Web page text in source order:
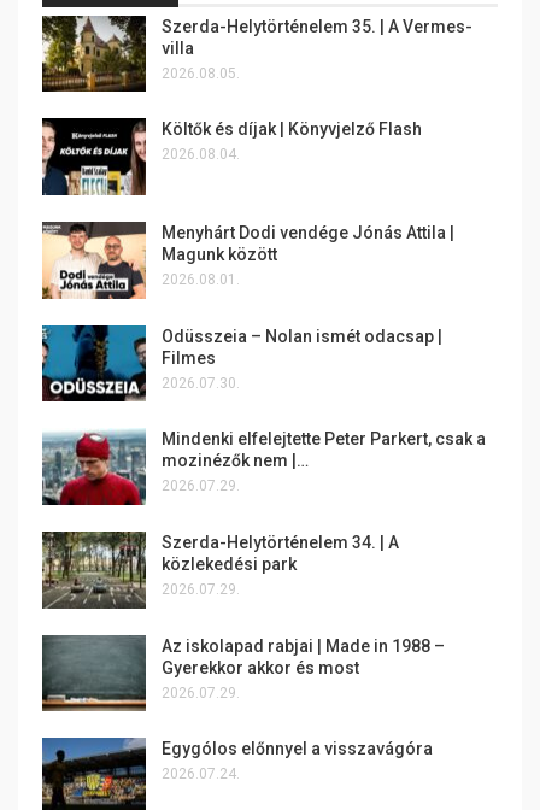
Szerda-Helytörténelem 35. | A Vermes-
villa
2026.08.05.
Költők és díjak | Könyvjelző Flash
2026.08.04.
Menyhárt Dodi vendége Jónás Attila |
Magunk között
2026.08.01.
Odüsszeia – Nolan ismét odacsap |
Filmes
2026.07.30.
Mindenki elfelejtette Peter Parkert, csak a
mozinézők nem |…
2026.07.29.
Szerda-Helytörténelem 34. | A
közlekedési park
2026.07.29.
Az iskolapad rabjai | Made in 1988 –
Gyerekkor akkor és most
2026.07.29.
Egygólos előnnyel a visszavágóra
2026.07.24.